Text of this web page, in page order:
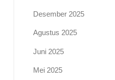
Desember 2025
Agustus 2025
Juni 2025
Mei 2025